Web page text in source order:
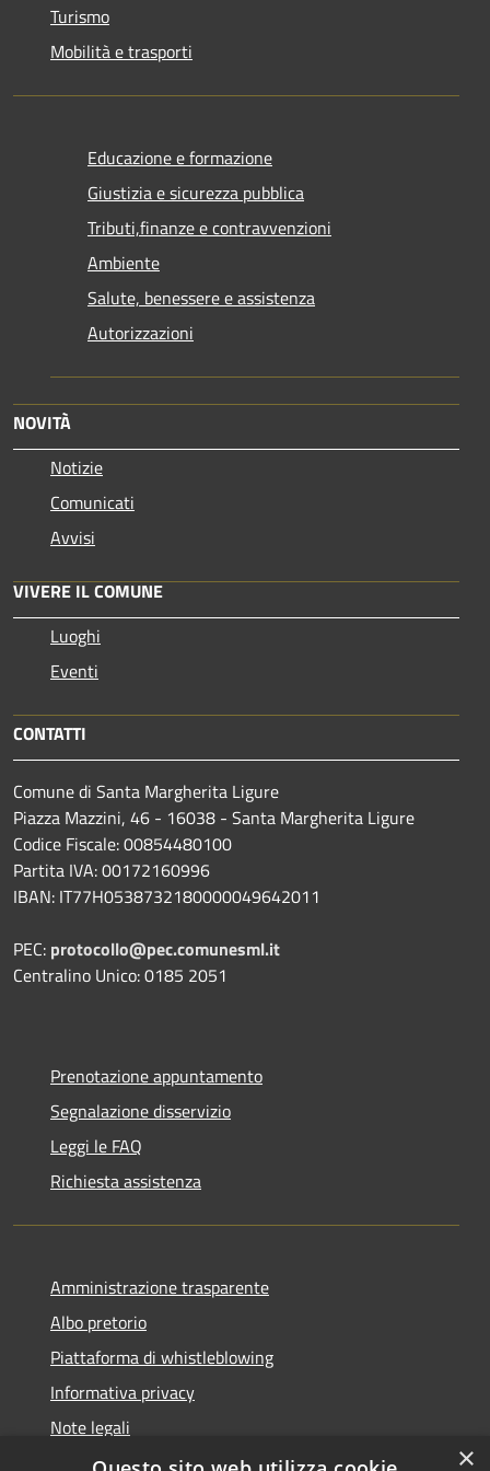
Turismo
Mobilità e trasporti
Educazione e formazione
Giustizia e sicurezza pubblica
Tributi,finanze e contravvenzioni
Ambiente
Salute, benessere e assistenza
Autorizzazioni
NOVITÀ
Notizie
Comunicati
Avvisi
VIVERE IL COMUNE
Luoghi
Eventi
CONTATTI
Comune di Santa Margherita Ligure
Piazza Mazzini, 46 - 16038 - Santa Margherita Ligure
Codice Fiscale: 00854480100
Partita IVA: 00172160996
IBAN: IT77H0538732180000049642011
PEC: protocollo@pec.comunesml.it
Centralino Unico: 0185 2051
Prenotazione appuntamento
Segnalazione disservizio
Leggi le FAQ
Richiesta assistenza
Amministrazione trasparente
Albo pretorio
Piattaforma di whistleblowing
Informativa privacy
Note legali
Dichiarazione di accessibilità
×